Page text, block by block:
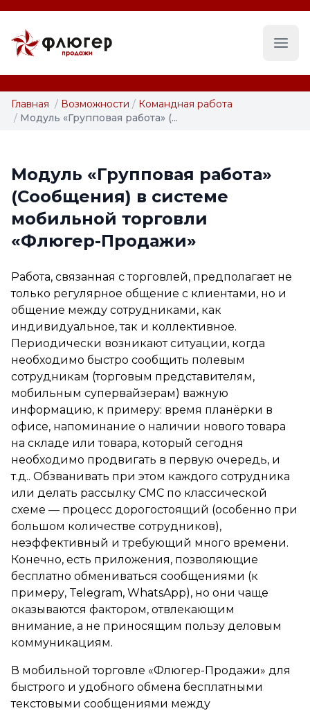
Главная / Возможности / Командная работа
/ Модуль «Групповая работа» (...
Модуль «Групповая работа»
(Сообщения) в системе
мобильной торговли
«Флюгер-Продажи»
Работа, связанная с торговлей, предполагает не
только регулярное общение с клиентами, но и
общение между сотрудниками, как
индивидуальное, так и коллективное.
Периодически возникают ситуации, когда
необходимо быстро сообщить полевым
сотрудникам (торговым представителям,
мобильным супервайзерам) важную
информацию, к примеру: время планёрки в
офисе, напоминание о наличии нового товара
на складе или товара, который сегодня
необходимо продвигать в первую очередь, и
т.д.. Обзванивать при этом каждого сотрудника
или делать рассылку СМС по классической
схеме — процесс дорогостоящий (особенно при
большом количестве сотрудников),
неэффективный и требующий много времени.
Конечно, есть приложения, позволяющие
бесплатно обмениваться сообщениями (к
примеру, Telegram, WhatsApp), но они чаще
оказываются фактором, отвлекающим
внимание, а не приносящим пользу деловым
коммуникациям.
В мобильной торговле «Флюгер-Продажи» для
быстрого и удобного обмена бесплатными
текстовыми сообщениями между